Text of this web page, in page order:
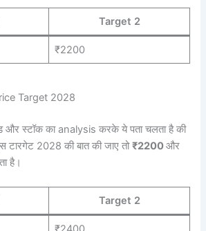
Target 2
₹2200
Target 2028
और स्टॉक का analysis करके ये पता चलता है की
टारगेट 2028 की बात की जाए तो₹2200और
है।
Target 2